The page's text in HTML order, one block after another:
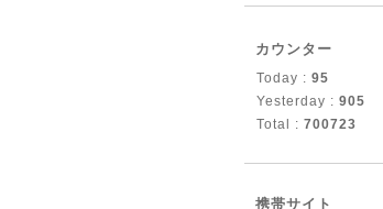
カウンター
Today : 95
Yesterday : 905
Total : 700723
携帯サイト